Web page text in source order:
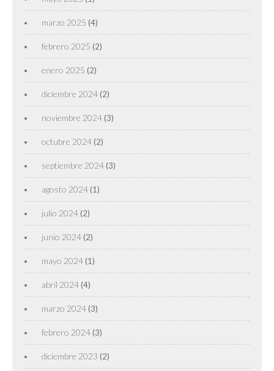
marzo 2025 (4)
febrero 2025 (2)
enero 2025 (2)
diciembre 2024 (2)
noviembre 2024 (3)
octubre 2024 (2)
septiembre 2024 (3)
agosto 2024 (1)
julio 2024 (2)
junio 2024 (2)
mayo 2024 (1)
abril 2024 (4)
marzo 2024 (3)
febrero 2024 (3)
diciembre 2023 (2)